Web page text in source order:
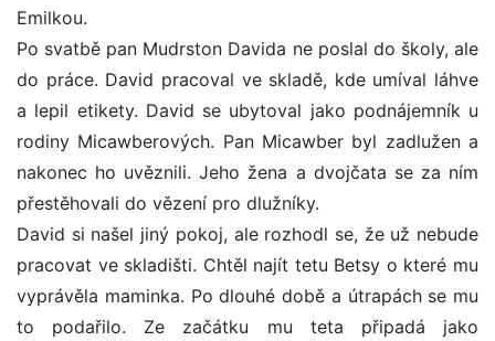
Emilkou.
Po svatbě pan Mudrston Davida ne poslal do školy, ale
do práce. David pracoval ve skladě, kde umíval láhve
a lepil etikety. David se ubytoval jako podnájemník u
rodiny Micawberových. Pan Micawber byl zadlužen a
nakonec ho uvěznili. Jeho žena a dvojčata se za ním
přestěhovali do vězení pro dlužníky.
David si našel jiný pokoj, ale rozhodl se, že už nebude
pracovat ve skladišti. Chtěl najít tetu Betsy o které mu
vyprávěla maminka. Po dlouhé době a útrapách se mu
to podařilo. Ze začátku mu teta připadá jako